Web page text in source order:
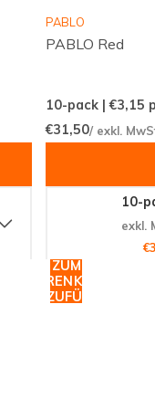
dir bei Fragen
Erreichbarkeit.
professionell
von Snus und
auch
bedacht
PABLO
PABLO Red
10-pack | €3,15
€31,50/ exkl.
10-
exkl.
ZUM
WARENKORB
HINZUFÜGEN